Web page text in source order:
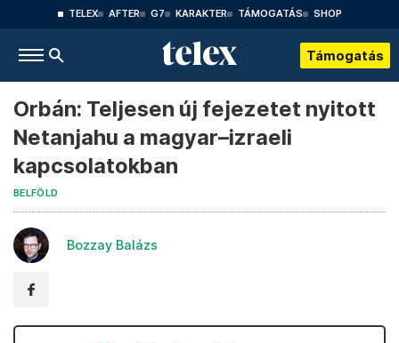
TELEX AFTER G7 KARAKTER TÁMOGATÁS SHOP
Támogatás
Orbán: Teljesen új fejezetet nyitott
Netanjahu a magyar–izraeli
kapcsolatokban
BELFÖLD
Bozzay Balázs